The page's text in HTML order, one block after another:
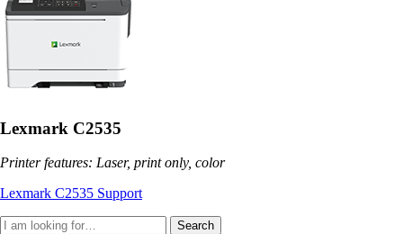
Lexmark C2535
Printer features: Laser, print only, color
Lexmark C2535 Support
Search